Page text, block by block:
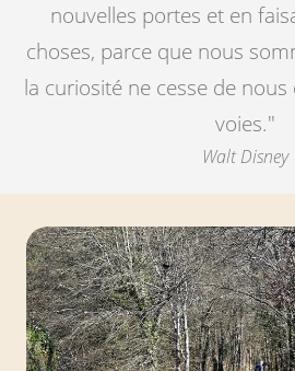
nouvelles portes et en
choses, parce que nous
la curiosité ne cesse de
voies."
Walt Disney